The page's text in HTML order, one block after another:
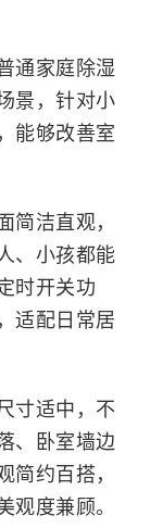
通家庭除湿
景，针对小
能够改善室
简洁直观，
、小孩都能
时开关功
适配日常居
寸适中，不
、卧室墙边
简约百搭，
观度兼顾。